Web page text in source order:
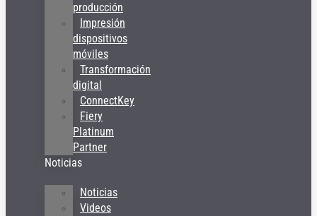
producción
Impresión
dispositivos
móviles
Transformación
digital
ConnectKey
Fiery
Platinum
Partner
Noticias
Noticias
Videos